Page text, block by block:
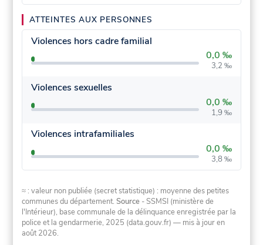
ATTEINTES AUX PERSONNES
Violences hors cadre familial
0,0 ‰
3,2 ‰
Violences sexuelles
0,0 ‰
1,9 ‰
Violences intrafamiliales
0,0 ‰
3,8 ‰
≈ : valeur non publiée (secret statistique) : moyenne des petites
communes du département.Source - SSMSI (ministère de
l'Intérieur), base communale de la délinquance enregistrée par la
police et la gendarmerie, 2025 (data.gouv.fr) — mis à jour en
août 2026.